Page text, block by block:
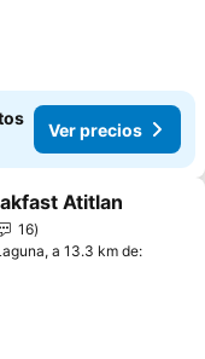
Ver precios
favoritos
Atitlan
16
a 13.3 km de: